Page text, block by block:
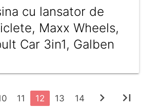
cu lansator de
Maxx Wheels,
Car 3in1, Galben
11 12 13 14 chevron_right last_page